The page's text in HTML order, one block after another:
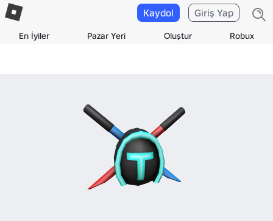
En İyiler Pazar Yeri Oluştur Robux
Kaydol Giriş Yap